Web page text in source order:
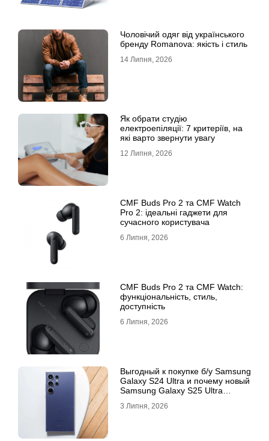
Чоловічий одяг від українського
бренду Romanova: якість і стиль
14 Липня, 2026
Як обрати студію
електроепіляції: 7 критеріїв, на
які варто звернути увагу
12 Липня, 2026
CMF Buds Pro 2 та CMF Watch
Pro 2: ідеальні гаджети для
сучасного користувача
6 Липня, 2026
CMF Buds Pro 2 та CMF Watch:
функціональність, стиль,
доступність
6 Липня, 2026
Выгодный к покупке б/у Samsung
Galaxy S24 Ultra и почему новый
Samsung Galaxy S25 Ultra
3 Липня, 2026